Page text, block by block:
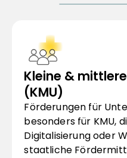
Kleine &
(KMU)
Förderungen für
besonders für KMU,
Digitalisierung oder
staatliche